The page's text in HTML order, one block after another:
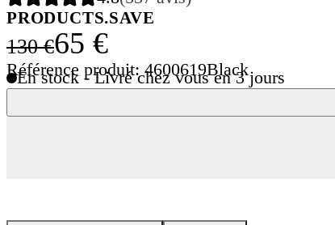
PRODUCTS.SAVE
130 €65 €
Référence produit: 4600619Black
En stock - Livré chez vous en 3 jours